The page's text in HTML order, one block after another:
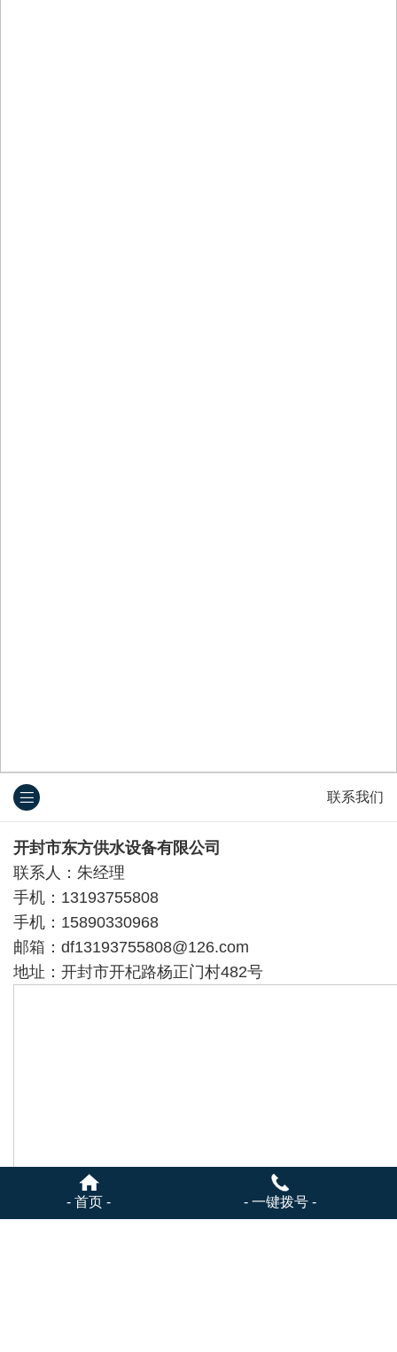
联系我们
开封市东方供水设备有限公司
联系人：朱经理
手机：13193755808
手机： 15890330968
邮箱：df13193755808@126.com
地址：开封市开杞路杨正门村482号
- 首页 - - 一键拨号 -